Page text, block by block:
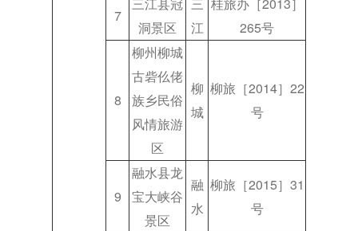
7
三江县冠
洞景区
三
江
桂旅办［2013］
265号
8
柳州柳城
古砦仫佬
族乡民俗
风情旅游
区
柳
城
柳旅［2014］22
号
9
融水县龙
宝大峡谷
景区
融
水
柳旅［2015］31
号